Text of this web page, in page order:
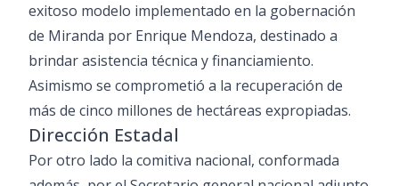
exitoso modelo implementado en la gobernación
de Miranda por Enrique Mendoza, destinado a
brindar asistencia técnica y financiamiento.
Asimismo se comprometió a la recuperación de
más de cinco millones de hectáreas expropiadas.
Dirección Estadal
Por otro lado la comitiva nacional, conformada